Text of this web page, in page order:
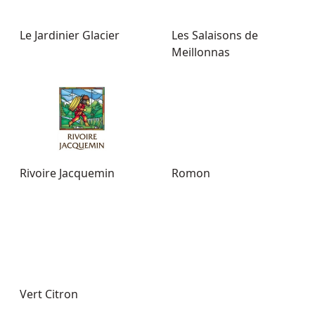
Le Jardinier Glacier
Les Salaisons de
Meillonnas
Rivoire Jacquemin Romon
Vert Citron